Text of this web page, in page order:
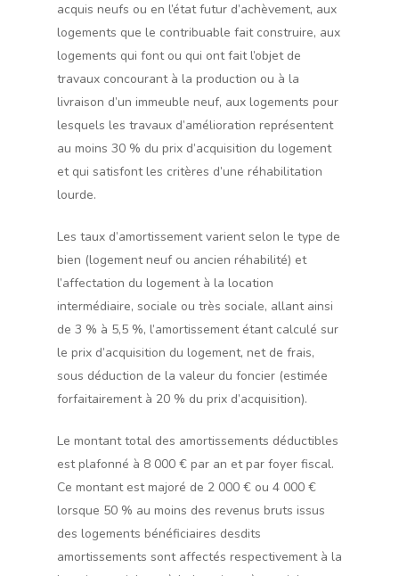
acquis neufs ou en l’état futur d’achèvement, aux
logements que le contribuable fait construire, aux
logements qui font ou qui ont fait l’objet de
travaux concourant à la production ou à la
livraison d’un immeuble neuf, aux logements pour
lesquels les travaux d’amélioration représentent
au moins 30 % du prix d’acquisition du logement
et qui satisfont les critères d’une réhabilitation
lourde.
Les taux d’amortissement varient selon le type de
bien (logement neuf ou ancien réhabilité) et
l’affectation du logement à la location
intermédiaire, sociale ou très sociale, allant ainsi
de 3 % à 5,5 %, l’amortissement étant calculé sur
le prix d’acquisition du logement, net de frais,
sous déduction de la valeur du foncier (estimée
forfaitairement à 20 % du prix d’acquisition).
Le montant total des amortissements déductibles
est plafonné à 8 000 € par an et par foyer fiscal.
Ce montant est majoré de 2 000 € ou 4 000 €
lorsque 50 % au moins des revenus bruts issus
des logements bénéficiaires desdits
amortissements sont affectés respectivement à la